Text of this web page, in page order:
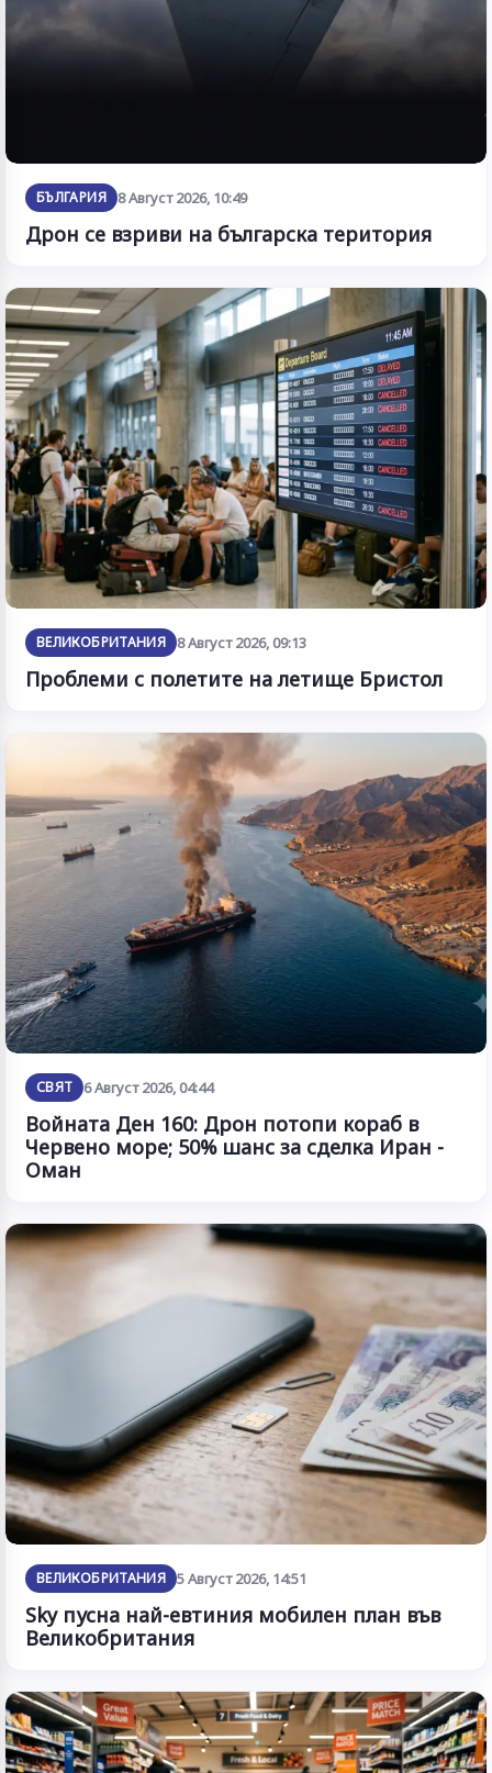
БЪЛГАРИЯ 8 Август 2026, 10:49
Дрон се взриви на българска територия
ВЕЛИКОБРИТАНИЯ 8 Август 2026, 09:13
Проблеми с полетите на летище Бристол
СВЯТ 6 Август 2026, 04:44
Войната Ден 160: Дрон потопи кораб в
Червено море; 50% шанс за сделка Иран -
Оман
ВЕЛИКОБРИТАНИЯ 5 Август 2026, 14:51
Sky пусна най-евтиния мобилен план във
Великобритания